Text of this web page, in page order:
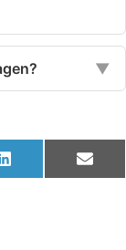
▼
LinkedIn